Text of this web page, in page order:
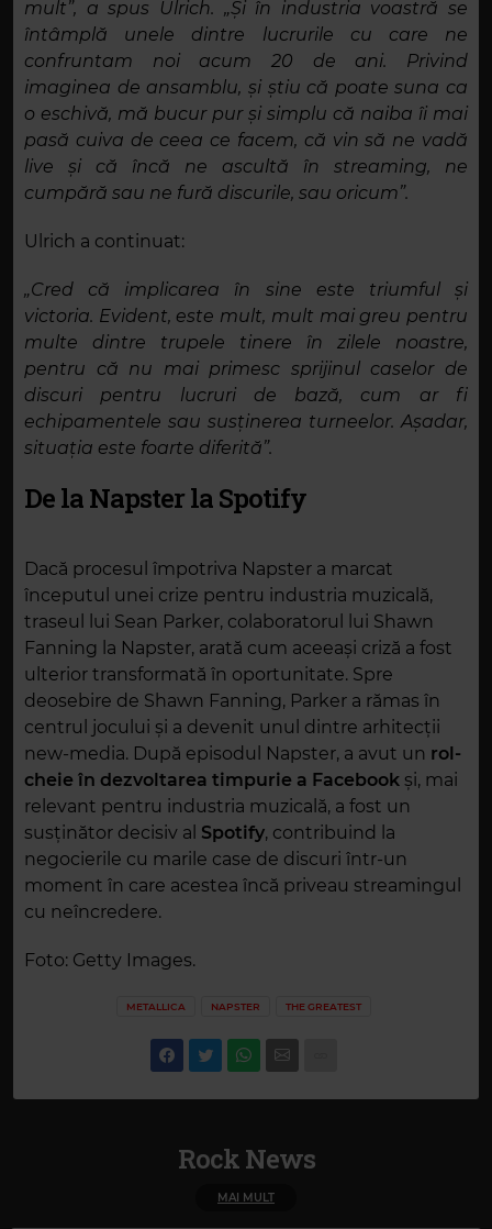
mult”, a spus Ulrich. „Și în industria voastră se
întâmplă unele dintre lucrurile cu care ne
confruntam noi acum 20 de ani. Privind
imaginea de ansamblu, și știu că poate suna ca
o eschivă, mă bucur pur și simplu că naiba îi mai
pasă cuiva de ceea ce facem, că vin să ne vadă
live și că încă ne ascultă în streaming, ne
cumpără sau ne fură discurile, sau oricum”.
Ulrich a continuat:
„Cred că implicarea în sine este triumful și
victoria. Evident, este mult, mult mai greu pentru
multe dintre trupele tinere în zilele noastre,
pentru că nu mai primesc sprijinul caselor de
discuri pentru lucruri de bază, cum ar fi
echipamentele sau susținerea turneelor. Așadar,
situația este foarte diferită”.
De la Napster la Spotify
Dacă procesul împotriva Napster a marcat
începutul unei crize pentru industria muzicală,
traseul lui Sean Parker, colaboratorul lui Shawn
Fanning la Napster, arată cum aceeași criză a fost
ulterior transformată în oportunitate. Spre
deosebire de Shawn Fanning, Parker a rămas în
centrul jocului și a devenit unul dintre arhitecții
new-media. După episodul Napster, a avut un rol-
cheie în dezvoltarea timpurie a Facebook și, mai
relevant pentru industria muzicală, a fost un
susținător decisiv al Spotify, contribuind la
negocierile cu marile case de discuri într-un
moment în care acestea încă priveau streamingul
cu neîncredere.
Foto: Getty Images.
METALLICA NAPSTER THE GREATEST
Rock News
MAI MULT